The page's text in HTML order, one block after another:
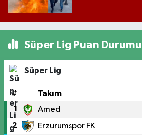
Süper Lig Puan Durumu
Süper Lig
# Takım
1 Amed
2 Erzurumspor FK